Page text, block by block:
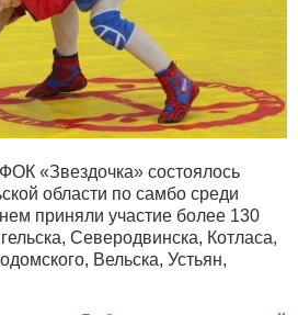
«Звездочка» состоялось
области по самбо среди
приняли участие более 130
Северодвинска, Котласа,
Вельска, Устьян,